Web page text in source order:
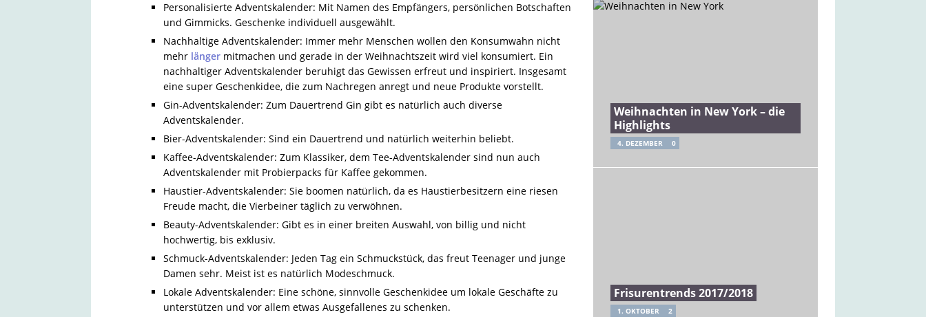
Personalisierte Adventskalender: Mit Namen des Empfängers, persönlichen Botschaften
und Gimmicks. Geschenke individuell ausgewählt.
Nachhaltige Adventskalender: Immer mehr Menschen wollen den Konsumwahn nicht
mehr länger mitmachen und gerade in der Weihnachtszeit wird viel konsumiert. Ein
nachhaltiger Adventskalender beruhigt das Gewissen erfreut und inspiriert. Insgesamt
eine super Geschenkidee, die zum Nachregen anregt und neue Produkte vorstellt.
Gin-Adventskalender: Zum Dauertrend Gin gibt es natürlich auch diverse
Adventskalender.
Bier-Adventskalender: Sind ein Dauertrend und natürlich weiterhin beliebt.
Kaffee-Adventskalender: Zum Klassiker, dem Tee-Adventskalender sind nun auch
Adventskalender mit Probierpacks für Kaffee gekommen.
Haustier-Adventskalender: Sie boomen natürlich, da es Haustierbesitzern eine riesen
Freude macht, die Vierbeiner täglich zu verwöhnen.
Beauty-Adventskalender: Gibt es in einer breiten Auswahl, von billig und nicht
hochwertig, bis exklusiv.
Schmuck-Adventskalender: Jeden Tag ein Schmuckstück, das freut Teenager und junge
Damen sehr. Meist ist es natürlich Modeschmuck.
Lokale Adventskalender: Eine schöne, sinnvolle Geschenkidee um lokale Geschäfte zu
unterstützen und vor allem etwas Ausgefallenes zu schenken.
Weihnachten in New York – die
Highlights
4. DEZEMBER 0
Frisurentrends 2017/2018
1. OKTOBER 2